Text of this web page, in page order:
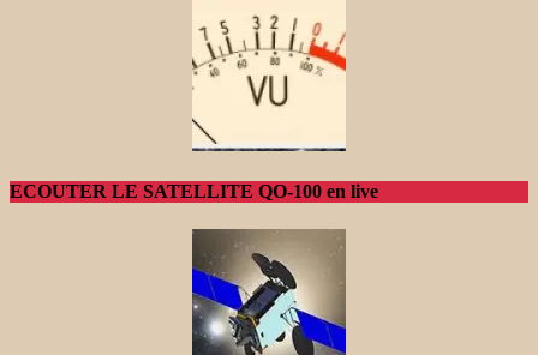
ECOUTER LE SATELLITE QO-100 en live